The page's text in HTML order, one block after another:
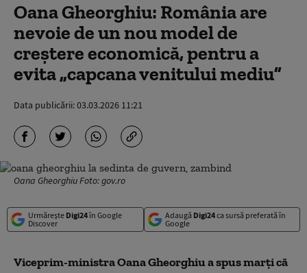
Oana Gheorghiu: România are
nevoie de un nou model de
creștere economică, pentru a
evita „capcana venitului mediu”
Data publicării:03.03.2026 11:21
Oana Gheorghiu Foto: gov.ro
Urmărește Digi24în Google
Discover
Adaugă Digi24ca sursă preferată în
Google
Viceprim-ministra Oana Gheorghiu a spus marţi că